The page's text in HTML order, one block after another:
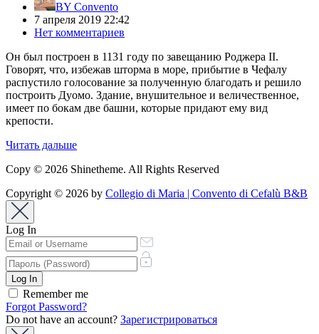
BY Convento
7 апреля 2019 22:42
Нет комментариев
Он был построен в 1131 году по завещанию Роджера II.
Говорят, что, избежав шторма в море, прибытие в Чефалу
распустило голосование за полученную благодать и решило
построить Дуомо. Здание, внушительное и величественное,
имеет по бокам две башни, которые придают ему вид
крепости.
Читать дальше
Copy © 2026 Shinetheme. All Rights Reserved
Copyright © 2026 by Collegio di Maria | Convento di Cefalù B&B
Log In
Remember me
Forgot Password?
Do not have an account? Зарегистрироваться